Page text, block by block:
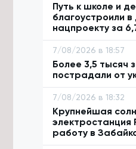
Путь к школе и
благоустроили
нацпроекту за
7/08/2026 в 18:57
Более 3,5 тысяч
пострадали от
7/08/2026 в 18:32
Крупнейшая
электростанция
работу в